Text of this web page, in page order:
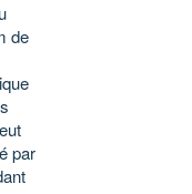
de
par